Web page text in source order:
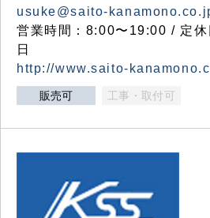
usuke@saito-
営業時間：8:00〜19:00 / 定休
日
http://www.saito-
販売可 工事・取付可